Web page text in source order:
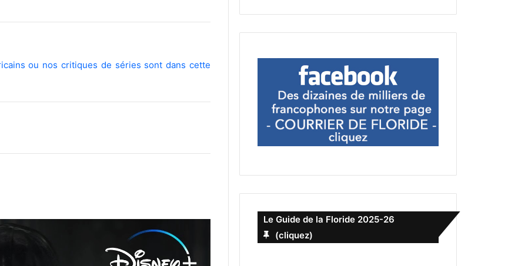
ou nos critiques de séries sont dans cette
Le Guide de la Floride 2025-26
(cliquez)